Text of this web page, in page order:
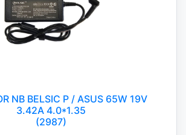
NB BELSIC P / ASUS 65W 19V
3.42A 4.0*1.35
(2987)